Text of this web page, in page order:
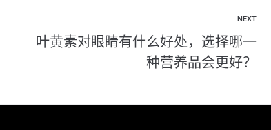
NEXT
叶黄素对眼睛有什么好处，选择哪一
种营养品会更好？